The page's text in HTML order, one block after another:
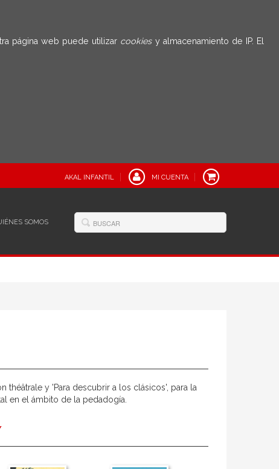
página web puede utilizar cookies y almacenamiento de IP. El
AKAL INFANTIL MI CUENTA
SOMOS
y 'Para descubrir a los clásicos', para la
en el ámbito de la pedadogía.